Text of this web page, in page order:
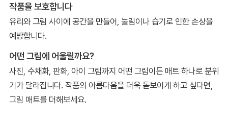
작품을 보호합니다
유리와 그림 사이에 공간을 만들어, 눌림이나 습기로 인한 손상을
예방합니다.
어떤 그림에 어울릴까요?
사진, 수채화, 판화, 아이 그림까지 어떤 그림이든 매트 하나로 분위
기가 달라집니다. 작품의 아름다움을 더욱 돋보이게 하고 싶다면,
그림 매트를 더해보세요.